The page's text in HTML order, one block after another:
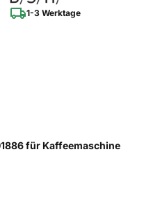
1-3 Werktage
für Kaffeemaschine